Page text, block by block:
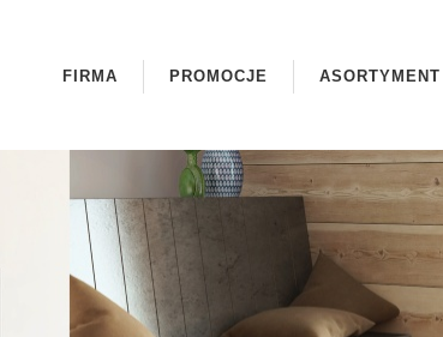
FIRMA PROMOCJE ASORTYMENT